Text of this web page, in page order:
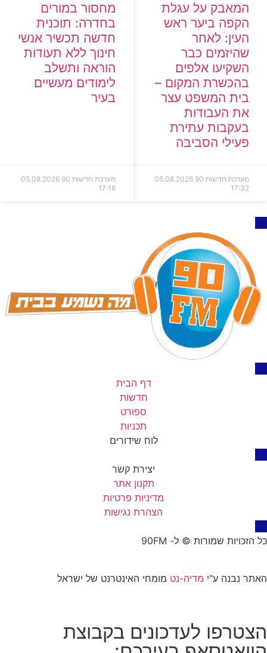
המאבק על עגלת
הקפה ביער ראש
העין: לאחר
שהיזמים כבר
השקיעו אלפים
בהכשרת המקום –
בית המשפט עצר
את העבודות
בעקבות עתירת
פעילי הסביבה
מערכת חדשות 90
05.08.2026
17:32
מחסור במורים
בחדרה: תוכנית
חדשה תכשיר אנשי
חינוך ללא תעודות
הוראה ותשלב
לימודים מעשיים
בעיר
מערכת חדשות 90
05.08.2026
17:16
דף הבית
חדשות
ספורט
תכניות
לוח שידורים
יצירת קשר
תקנון אתר
מדיניות פרטיות
הצהרת נגישות
כל הזכויות שמורות © ל- 90FM
האתר נבנה ע"י מדיה-נט מומחי האינטרנט של ישראל
הצטרפו לעדכונים בקבוצת